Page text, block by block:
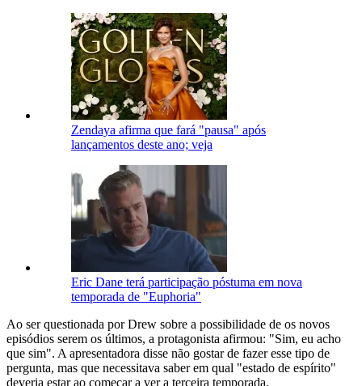
Zendaya afirma que fará "pausa" após
lançamentos deste ano; veja
Eric Dane terá participação póstuma em nova
temporada de "Euphoria"
Ao ser questionada por Drew sobre a possibilidade de os novos
episódios serem os últimos, a protagonista afirmou: "Sim, eu acho
que sim". A apresentadora disse não gostar de fazer esse tipo de
pergunta, mas que necessitava saber em qual "estado de espírito"
deveria estar ao começar a ver a terceira temporada.